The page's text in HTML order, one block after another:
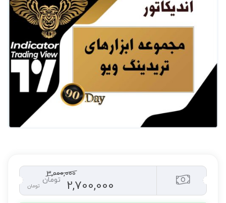
3,000,000
2,700,000 تومان
تومان